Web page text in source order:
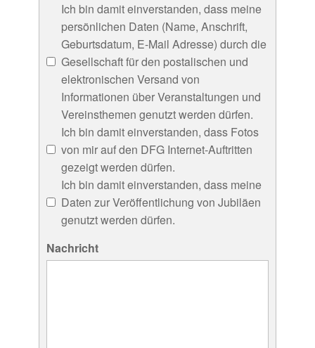
Ich bin damit einverstanden, dass meine
persönlichen Daten (Name, Anschrift,
Geburtsdatum, E-Mail Adresse) durch die
Gesellschaft für den postalischen und
elektronischen Versand von
Informationen über Veranstaltungen und
Vereinsthemen genutzt werden dürfen.
Ich bin damit einverstanden, dass Fotos
von mir auf den DFG Internet-Auftritten
gezeigt werden dürfen.
Ich bin damit einverstanden, dass meine
Daten zur Veröffentlichung von Jubiläen
genutzt werden dürfen.
Nachricht